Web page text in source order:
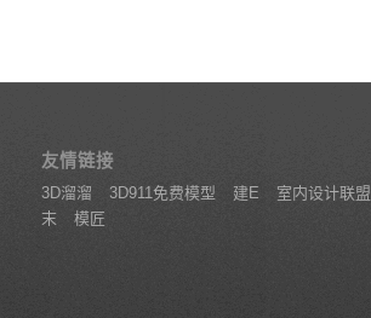
友情链接
3D溜溜 3D911免费模型 建E 室内设计联盟
末
模匠